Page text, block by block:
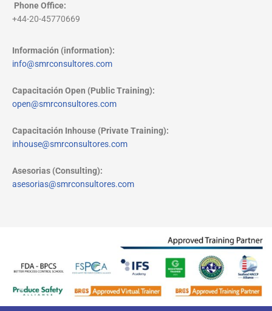
Phone Office:
+44-20-45770669
Información (information):
info@smrconsultores.com
Capacitación Open (Public Training):
open@smrconsultores.com
Capacitación Inhouse (Private Training):
inhouse@smrconsultores.com
Asesorias (Consulting):
asesorias@smrconsultores.com